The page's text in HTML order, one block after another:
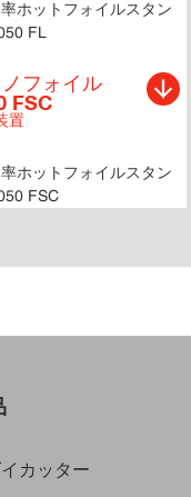
フォイル
FSC
置
カッター